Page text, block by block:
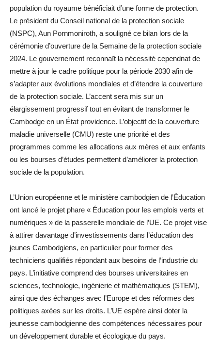
population du royaume bénéficiait d’une forme de protection.
Le président du Conseil national de la protection sociale
(NSPC), Aun Pornmoniroth, a souligné ce bilan lors de la
cérémonie d’ouverture de la Semaine de la protection sociale
2024. Le gouvernement reconnaît la nécessité cependnat de
mettre à jour le cadre politique pour la période 2030 afin de
s’adapter aux évolutions mondiales et d’étendre la couverture
de la protection sociale. L’accent sera mis sur un
élargissement progressif tout en évitant de transformer le
Cambodge en un État providence. L’objectif de la couverture
maladie universelle (CMU) reste une priorité et des
programmes comme les allocations aux mères et aux enfants
ou les bourses d’études permettent d’améliorer la protection
sociale de la population.
L’Union européenne et le ministère cambodgien de l’Éducation
ont lancé le projet phare « Éducation pour les emplois verts et
numériques » de la passerelle mondiale de l’UE. Ce projet vise
à attirer davantage d’investissements dans l’éducation des
jeunes Cambodgiens, en particulier pour former des
techniciens qualifiés répondant aux besoins de l’industrie du
pays. L’initiative comprend des bourses universitaires en
sciences, technologie, ingénierie et mathématiques (STEM),
ainsi que des échanges avec l’Europe et des réformes des
politiques axées sur les droits. L’UE espère ainsi doter la
jeunesse cambodgienne des compétences nécessaires pour
un développement durable et écologique du pays.